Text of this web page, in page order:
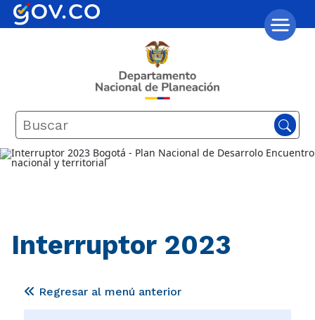
Interruptor 2023
Regresar al menú anterior